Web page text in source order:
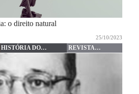
o direito natural
25/10/2023
HISTÓRIA DO
DIREITO
REVISTA
FORENSE